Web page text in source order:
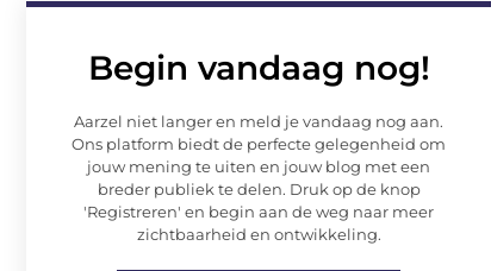
Begin vandaag nog!
Aarzel niet langer en meld je vandaag nog aan.
Ons platform biedt de perfecte gelegenheid om
jouw mening te uiten en jouw blog met een
breder publiek te delen. Druk op de knop
'Registreren' en begin aan de weg naar meer
zichtbaarheid en ontwikkeling.